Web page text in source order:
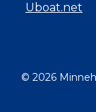
Uboat.net
© 2026